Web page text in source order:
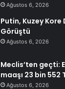
Ağustos 6, 2026
Putin, Kuzey Kore
Görüştü
Ağustos 6, 2026
Meclis’ten geçti:
maaşı 23 bin 552
Ağustos 6, 2026